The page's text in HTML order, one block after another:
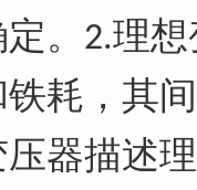
。 2.理
耗，其
器描述